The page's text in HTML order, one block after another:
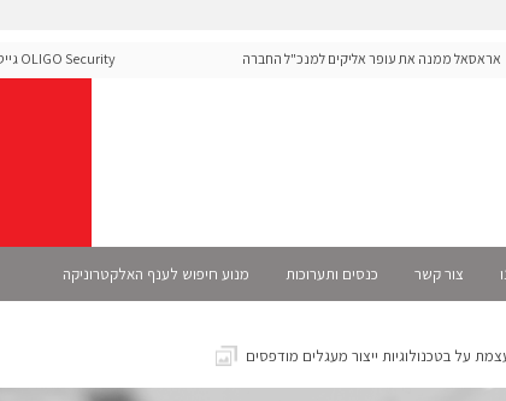
ממנה את עופר אליקים למנכ"ל החברה
צור קשר כנסים ותערוכות מנוע חיפוש לענף האלקטרוניקה
על בטכנולוגיות ייצור מעגלים מודפסים